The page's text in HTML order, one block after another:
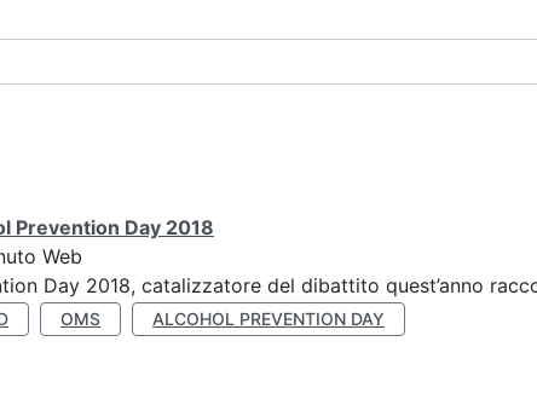
Prevention Day 2018
Web
Day 2018, catalizzatore del dibattito quest’anno
OMS ALCOHOL PREVENTION DAY